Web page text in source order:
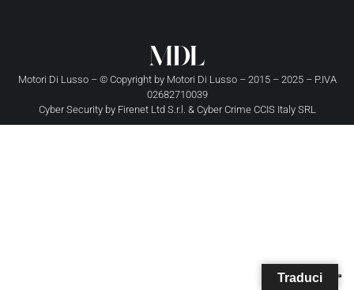
Motori Di Lusso – © Copyright by Motori Di Lusso– 2015 – 2025 – P.IVA
02682710039
Cyber Security by Firenet Ltd S.r.l. & Cyber Crime CCIS Italy SRL
Traduci